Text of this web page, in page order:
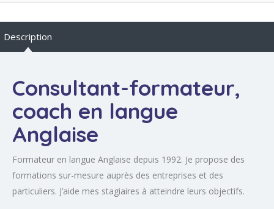
Description
Consultant-formateur,
coach en langue
Anglaise
Formateur en langue Anglaise depuis 1992. Je propose des
formations sur-mesure auprès des entreprises et des
particuliers. J’aide mes stagiaires à atteindre leurs objectifs.